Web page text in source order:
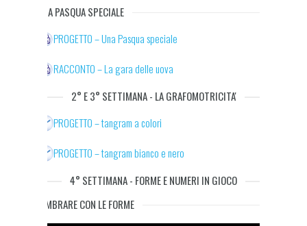
UNA PASQUA SPECIALE
PROGETTO – Una Pasqua speciale
RACCONTO – La gara delle uova
2° E 3° SETTIMANA - LA GRAFOMOTRICITA'
PROGETTO – tangram a colori
PROGETTO – tangram bianco e nero
4° SETTIMANA - FORME E NUMERI IN GIOCO
TIMBRARE CON LE FORME